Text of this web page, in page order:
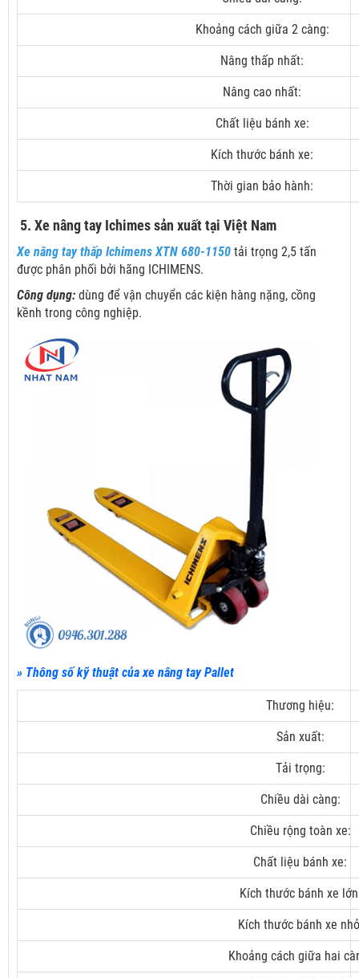
Khoảng cách giữa 2 càng:
Nâng thấp nhất:
Nâng cao nhất:
Chất liệu bánh xe:
Kích thước bánh xe:
Thời gian bảo hành:
5. Xe nâng tay Ichimes sản xuất tại Việt Nam
Xe nâng tay thấp Ichimens XTN 680-1150 tải trọng 2,5 tấn
được phân phối bởi hãng ICHIMENS.
Công dụng: dùng để vận chuyển các kiện hàng nặng, cồng
kềnh trong công nghiệp.
» Thông số kỹ thuật của xe nâng tay Pallet
Thương hiệu:
Sản xuất:
Tải trọng:
Chiều dài càng:
Chiều rộng toàn xe:
Chất liệu bánh xe:
Kích thước bánh xe
Kích thước bánh xe
Khoảng cách giữa hai